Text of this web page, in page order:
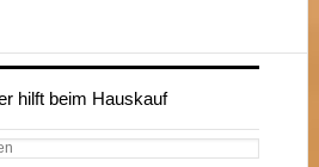
hilft beim Hauskauf